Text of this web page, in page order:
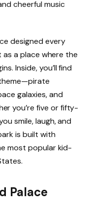
cheerful music
designed every
as a place where the
Inside, you’ll find
galaxies, and
you’re five or fifty-
smile, laugh, and
is built with
most popular kid-
Palace